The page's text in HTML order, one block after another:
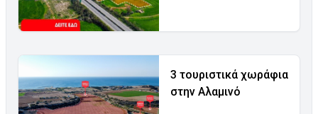
3 τουριστικά χωράφια
στην Αλαμινό